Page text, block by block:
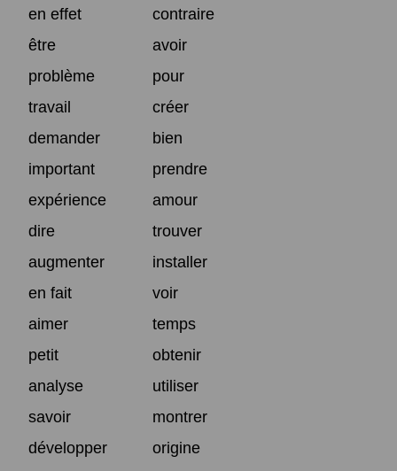
en effet
contraire
être
avoir
problème
pour
travail
créer
demander
bien
important
prendre
expérience
amour
dire
trouver
augmenter
installer
en fait
voir
aimer
temps
petit
obtenir
analyse
utiliser
savoir
montrer
développer
origine